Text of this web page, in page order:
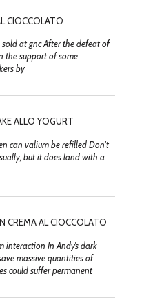
CIOCCOLATO
at gnc After the defeat of
the support of some
by
ALLO YOGURT
can valium be refilled Don't
but it does land with a
CREMA AL CIOCCOLATO
interaction In Andy’s dark
massive quantities of
could suffer permanent